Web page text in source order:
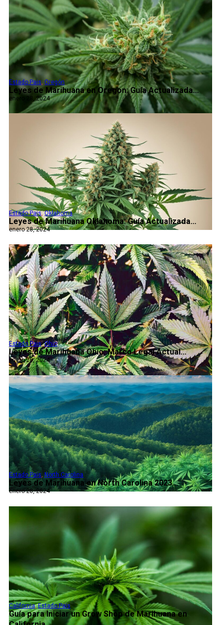
Leyes de Marihuana en Oregon: Guía Actualizada...
Estado Pais ,Oregón
enero 28, 2024
Leyes de Marihuana Oklahoma: Guía Actualizada...
Estado Pais,Oklahoma
enero 28, 2024
Leyes de Marihuana Ohio: Marco Legal Actual...
Estado Pais,Ohio
enero 28, 2024
Leyes de Marihuana en North Carolina 2023...
Estado Pais,North Carolina
enero 28, 2024
Guía para Iniciar un Grow Shop de Marihuana en
California,Estado Pais